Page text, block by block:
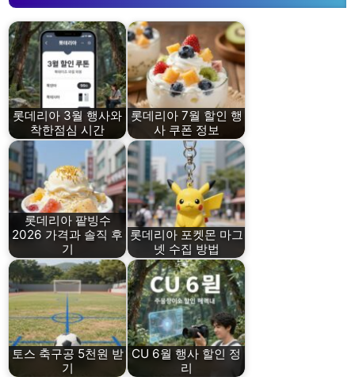
롯데리아 3월 행사와
착한점심 시간
롯데리아 7월 할인 행
사 쿠폰 정보
롯데리아 팥빙수
2026 가격과 솔직 후
기
롯데리아 포켓몬 마그
넷 수집 방법
토스 축구공 5천원 받
기
CU 6월 행사 할인 정
리